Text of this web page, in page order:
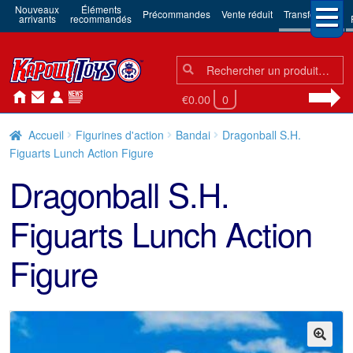
Nouveaux
arrivants
Éléments
recommandés Précommandes Vente réduit Transformers
Chercher:
Chercher
€0.00 0
Accueil Figurines d'action Bandai
Dragonball S.H.
Figuarts Lunch Action Figure
Dragonball S.H.
Figuarts Lunch Action
Figure